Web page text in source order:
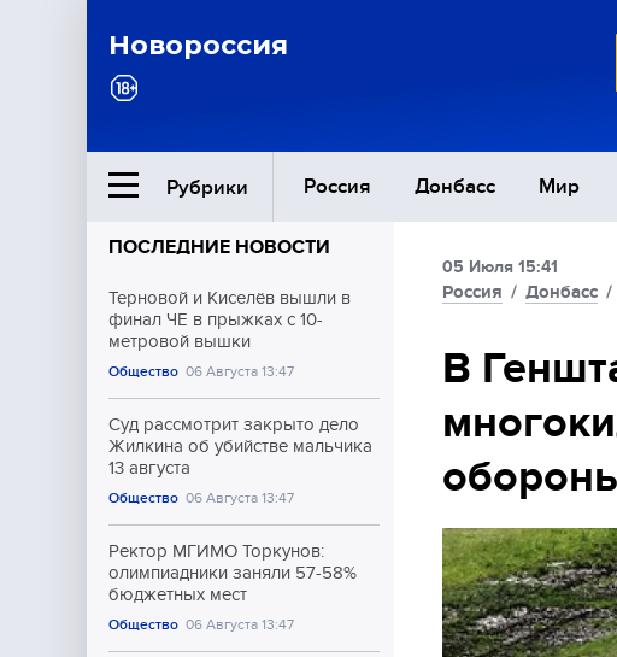
Новороссия
Рубрики Россия Донбасс Мир
Ближний Восток
Общество
Культура
ПОСЛЕДНИЕ НОВОСТИ
Терновой и Киселёв вышли в
финал ЧЕ в прыжках с 10-
метровой вышки
Общество 06 Августа 13:47
Суд рассмотрит закрыто дело
Жилкина об убийстве мальчика
13 августа
Общество 06 Августа 13:47
Ректор МГИМО Торкунов:
олимпиадники заняли 57-58%
бюджетных мест
Общество 06 Августа 13:47
05 Июля 15:41
Россия / Донбасс /
В